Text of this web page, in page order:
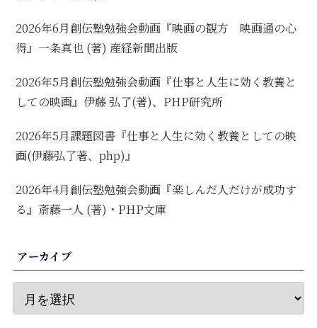
2026年6月創伝塾勉強会動画『映画の観方 映画通の心
得』一条真也 (著) 産経新聞出版
2026年5月創伝塾勉強会動画『仕事と人生に効く教養と
しての映画』伊藤 弘了(著)、PHP研究所
2026年5月課題図書『仕事と人生に効く教養としての映
画(伊藤弘了著、php)』
2026年4月創伝塾勉強会動画『楽しんだ人だけが成功す
る』斎藤一人 (著)・PHP文庫
アーカイブ